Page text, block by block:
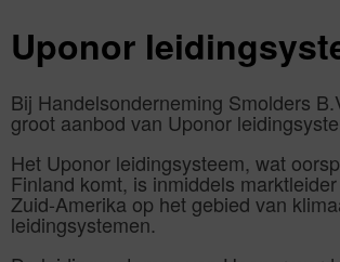
Uponor
Bij Handelsonderneming Smolders
groot aanbod van Uponor
Het Uponor leidingsysteem, wat
Finland komt, is inmiddels
Zuid-Amerika op het gebied van
leidingsystemen.